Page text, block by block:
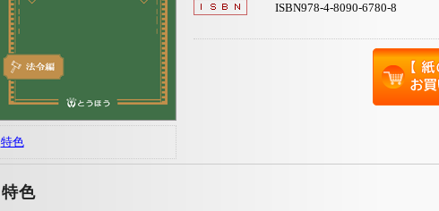
特色
ISBN978-4-8090-6780-8
特色